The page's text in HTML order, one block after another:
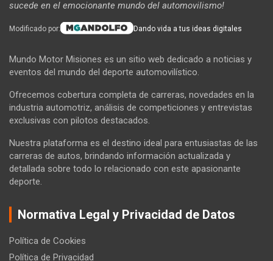
sucede en el emocionante mundo del automovilismo!
Modificado por: Dando vida a tus ideas digitales
Mundo Motor Misiones es un sitio web dedicado a noticias y
eventos del mundo del deporte automovilístico.
Ofrecemos cobertura completa de carreras, novedades en la
industria automotriz, análisis de competiciones y entrevistas
exclusivas con pilotos destacados.
Nuestra plataforma es el destino ideal para entusiastas de las
carreras de autos, brindando información actualizada y
detallada sobre todo lo relacionado con este apasionante
deporte.
Normativa Legal y Privacidad de Datos
Política de Cookies
Política de Privacidad